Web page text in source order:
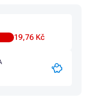
19,76 Kč